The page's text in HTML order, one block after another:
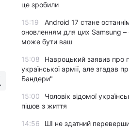
це зробили
15:19
Android 17 стане
оновленням для цих Samsung –
може бути ваш
15:08
Навроцький заявив про
української армії, але згадав
Бандери"
15:00
Чоловік відомої
пішов з життя
14:56
ШІ не здатний